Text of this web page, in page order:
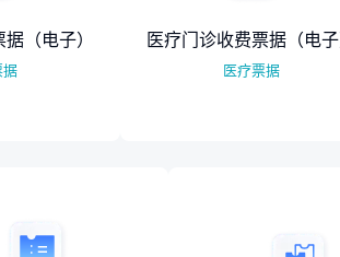
医疗门诊收费票据（电子）